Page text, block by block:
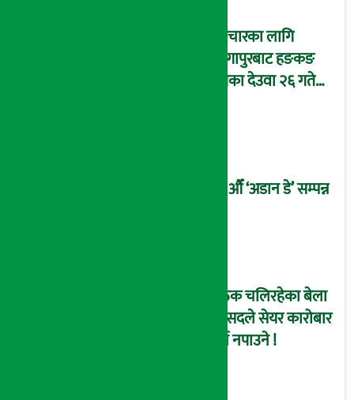
उपचारका लागि
सिंगापुरबाट हङकङ
पुगेका देउवा २६ गते
२१औँ ‘अडान डे’ सम्पन्न
बैठक चलिरहेका बेला
सांसदले सेयर कारोबार
गर्न नपाउने !